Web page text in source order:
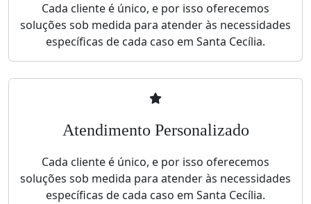
Cada cliente é único, e por isso oferecemos
soluções sob medida para atender às necessidades
específicas de cada caso em Santa Cecília.
Atendimento Personalizado
Cada cliente é único, e por isso oferecemos
soluções sob medida para atender às necessidades
específicas de cada caso em Santa Cecília.